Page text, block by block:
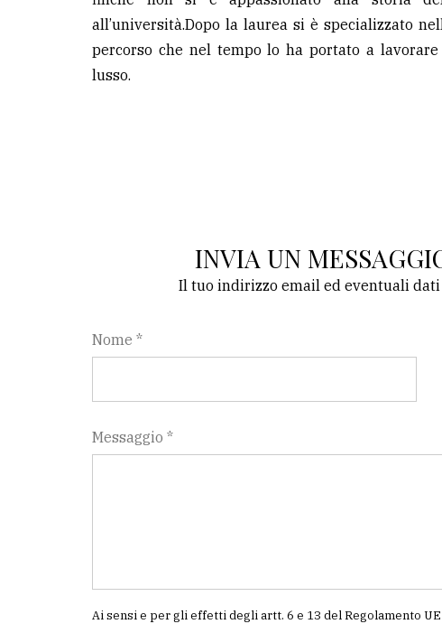
all’università.Dopo la laurea si è specializzato
percorso che nel tempo lo ha portato a
lusso.
INVIA UN
Il tuo indirizzo email ed eventuali
Nome *
Messaggio *
Ai sensi e per gli effetti degli artt. 6 e 13 del Regolamento